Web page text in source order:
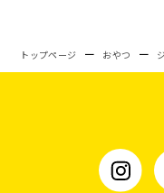
トップページ おやつ